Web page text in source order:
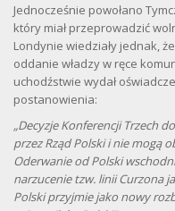
Jednocześnie powołano
który miał przeprowadzić
Londynie wiedziały jednak,
oddanie władzy w ręce
uchodźstwie wydał
postanowienia:
„Decyzje Konferencji Trzech
przez Rząd Polski i nie mogą
Oderwanie od Polski
narzucenie tzw. linii Curzona
Polski przyjmie jako nowy